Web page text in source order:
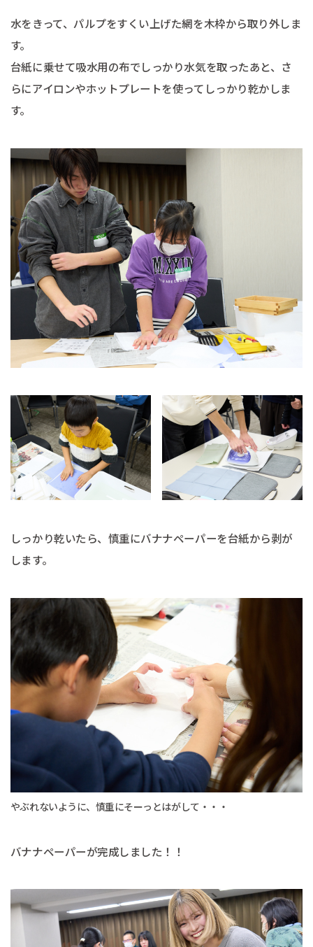
水をきって、パルプをすくい上げた網を木枠から取り外しま
す。
台紙に乗せて吸水用の布でしっかり水気を取ったあと、さ
らにアイロンやホットプレートを使ってしっかり乾かしま
す。
しっかり乾いたら、慎重にバナナペーパーを台紙から剥が
します。
やぶれないように、慎重にそーっとはがして・・・
バナナペーパーが完成しました！！